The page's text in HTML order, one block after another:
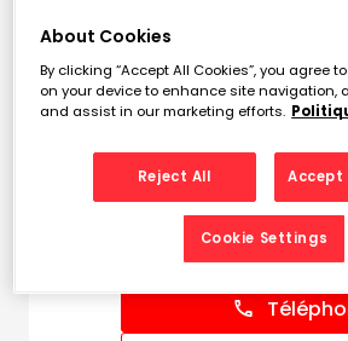
5 Rue Gambetta
59280 ARMENTIERES
Ouvert 08:30 - 12:00
18:30
About Cookies
By clicking “Accept All Cookies”, you agree
on your device to enhance site navigation,
and assist in our marketing efforts.
Reject All Accept
Cookie Settings